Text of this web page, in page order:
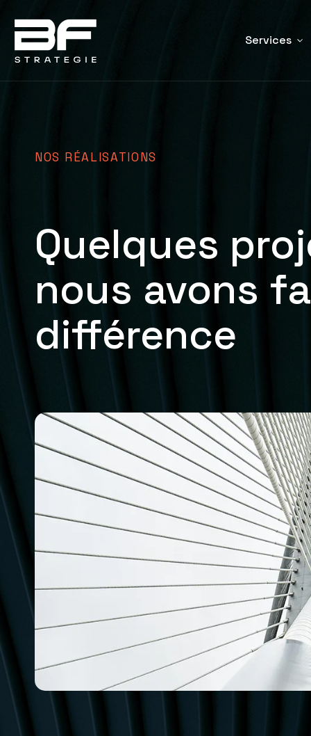
Services
NOS RÉALISATIONS
Quelques
nous avons
différence